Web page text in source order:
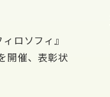
ロソフィ』
開催、表彰状